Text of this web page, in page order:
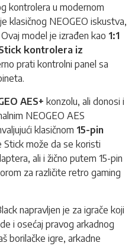
kontrolera u modernom
klasičnog NEOGEO iskustva,
model je izrađen kao 1:1
kontrolera iz
prati kontrolni panel sa
AES+ konzolu, ali donosi i
NEOGEO AES
klasičnom 15-pin
Stick može da se koristi
ali i žično putem 15-pin
za različite retro gaming
napravljen je za igrače koji
i osećaj pravog arkadnog
borilačke igre, arkadne